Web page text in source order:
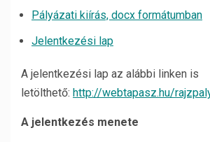
Pályázati kiírás, docx formátumban
Jelentkezési lap
A jelentkezési lap az alábbi linken is
letölthető: http://webtapasz.hu/
A jelentkezés menete